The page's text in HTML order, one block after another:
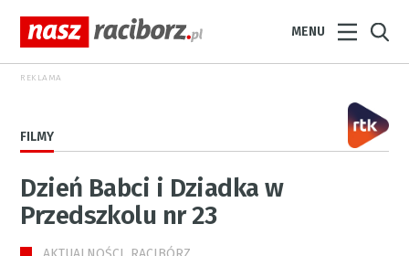
MENU
REKLAMA
FILMY
Dzień Babci i Dziadka w
Przedszkolu nr 23